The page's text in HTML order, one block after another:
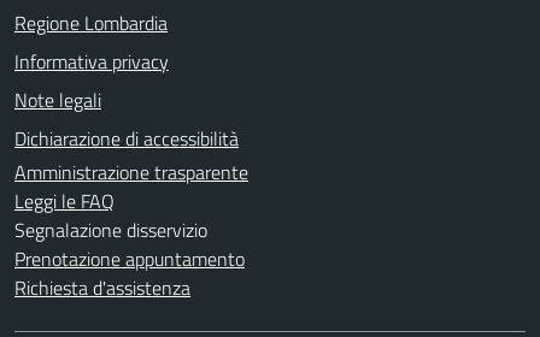
Regione Lombardia
Informativa privacy
Note legali
Dichiarazione di accessibilità
Amministrazione trasparente
Leggi le FAQ
Segnalazione disservizio
Prenotazione appuntamento
Richiesta d'assistenza